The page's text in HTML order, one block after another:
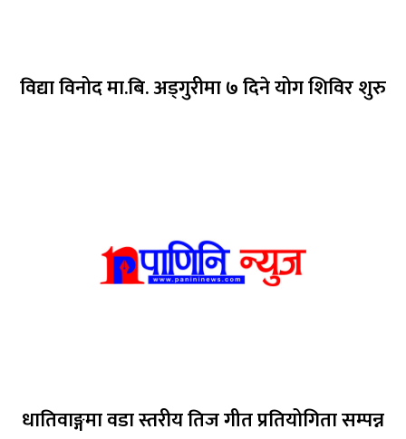
विद्या विनोद मा.बि. अड्गुरीमा ७ दिने योग शिविर शुरु
धातिवाङ्गमा वडा स्तरीय तिज गीत प्रतियोगिता सम्पन्न